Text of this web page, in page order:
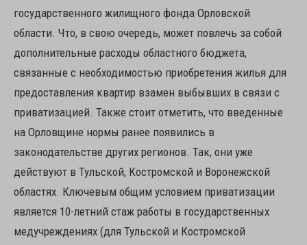
государственного жилищного фонда Орловской
области. Что, в свою очередь, может повлечь за собой
дополнительные расходы областного бюджета,
связанные с необходимостью приобретения жилья для
предоставления квартир взамен выбывших в связи с
приватизацией. Также стоит отметить, что введенные
на Орловщине нормы ранее появились в
законодательстве других регионов. Так, они уже
действуют в Тульской, Костромской и Воронежской
областях. Ключевым общим условием приватизации
является 10-летний стаж работы в государственных
медучреждениях (для Тульской и Костромской